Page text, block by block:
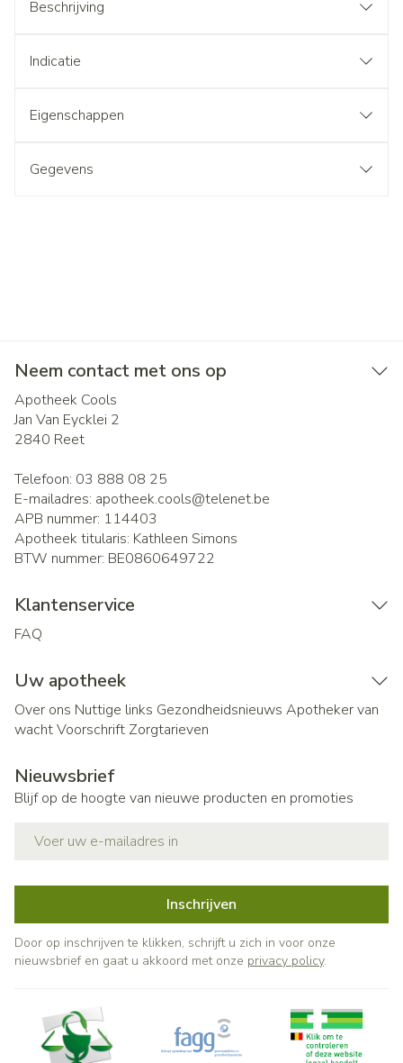
Beschrijving
Indicatie
Eigenschappen
Gegevens
Neem contact met ons op
Apotheek Cools
Jan Van Eycklei 2
2840 Reet
Telefoon: 03 888 08 25
E-mailadres: apotheek.cools@telenet.be
APB nummer: 114403
Apotheek titularis: Kathleen Simons
BTW nummer: BE0860649722
Klantenservice
FAQ
Uw apotheek
Over ons Nuttige links Gezondheidsnieuws Apotheker van
wachtVoorschrift Zorgtarieven
Nieuwsbrief
Blijf op de hoogte van nieuwe producten en promoties
Inschrijven
Door op inschrijven te klikken, schrijft u zich in voor onze
nieuwsbrief en gaat u akkoord met onze privacy policy.